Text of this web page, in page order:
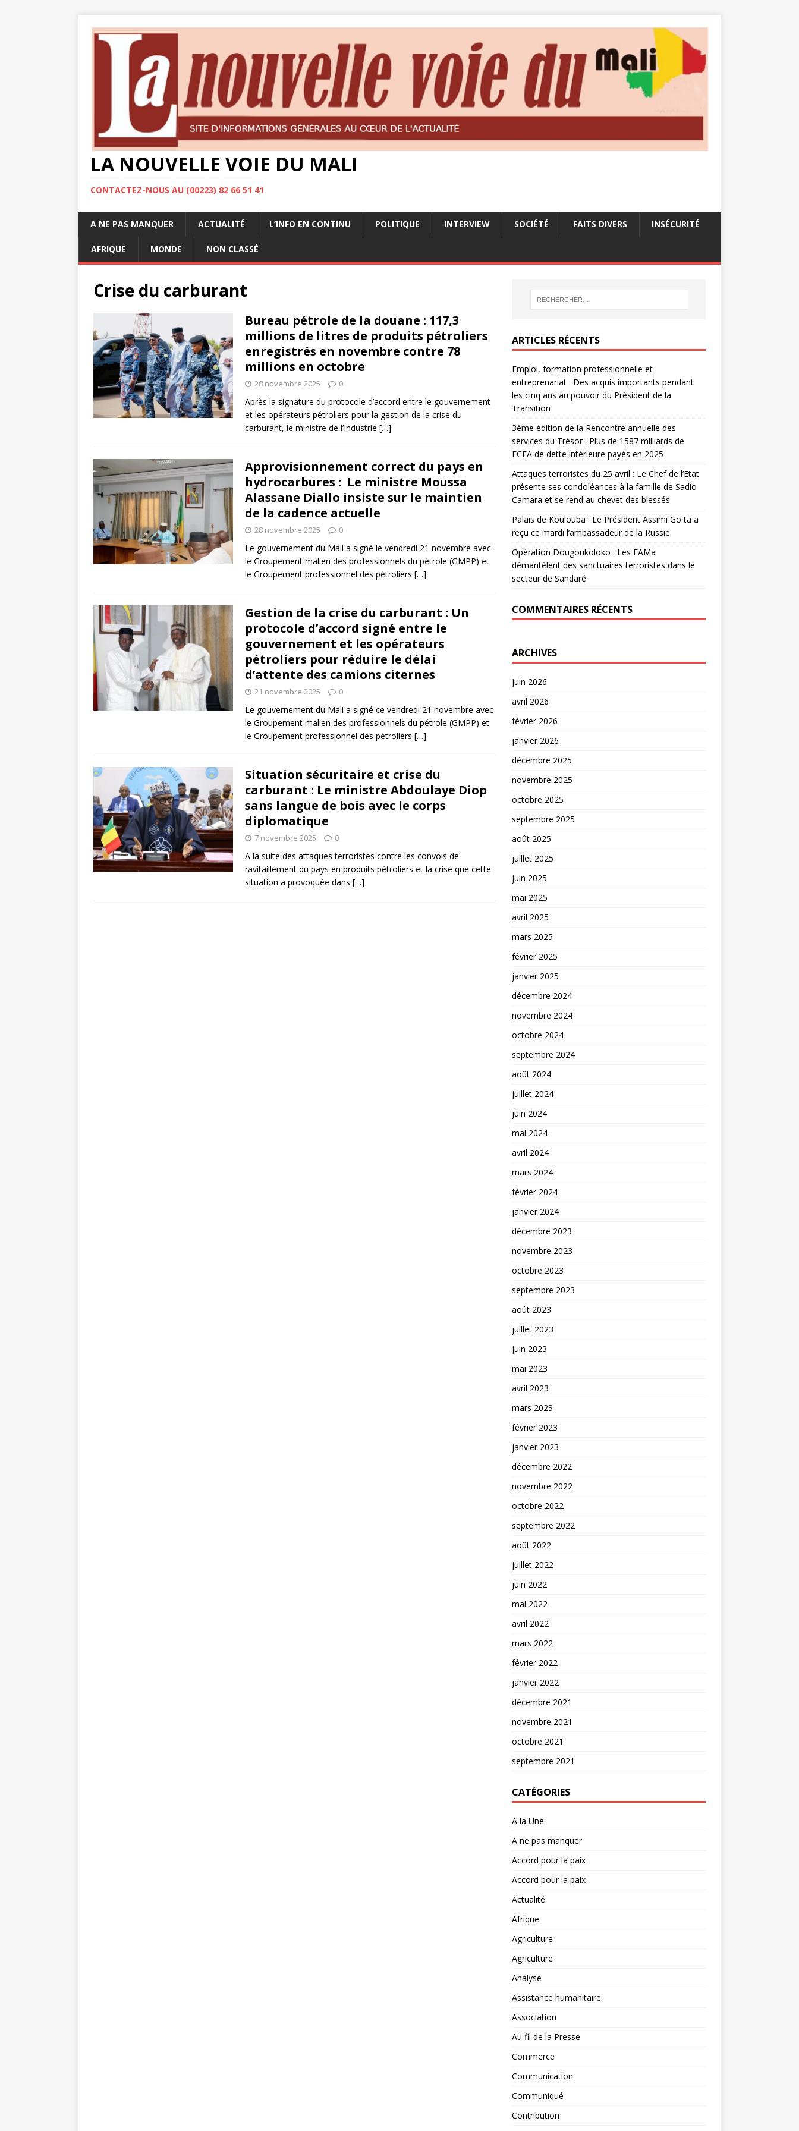
LA NOUVELLE VOIE DU MALI
CONTACTEZ-NOUS AU (00223) 82 66 51 41
A NE PAS MANQUER ACTUALITÉ L’INFO EN CONTINU POLITIQUE INTERVIEW SOCIÉTÉ FAITS DIVERS INSÉCURITÉ
AFRIQUE MONDE NON CLASSÉ
Crise du carburant
Bureau pétrole de la douane : 117,3
millions de litres de produits pétroliers
enregistrés en novembre contre 78
millions en octobre
28 novembre 2025 0
Après la signature du protocole d’accord entre le gouvernement
et les opérateurs pétroliers pour la gestion de la crise du
carburant, le ministre de l’Industrie […]
Approvisionnement correct du pays en
hydrocarbures : Le ministre Moussa
Alassane Diallo insiste sur le maintien
de la cadence actuelle
28 novembre 2025 0
Le gouvernement du Mali a signé le vendredi 21 novembre avec
le Groupement malien des professionnels du pétrole (GMPP) et
le Groupement professionnel des pétroliers […]
Gestion de la crise du carburant : Un
protocole d’accord signé entre le
gouvernement et les opérateurs
pétroliers pour réduire le délai
d’attente des camions citernes
21 novembre 2025 0
Le gouvernement du Mali a signé ce vendredi 21 novembre avec
le Groupement malien des professionnels du pétrole (GMPP) et
le Groupement professionnel des pétroliers […]
Situation sécuritaire et crise du
carburant : Le ministre Abdoulaye Diop
sans langue de bois avec le corps
diplomatique
7 novembre 2025 0
A la suite des attaques terroristes contre les convois de
ravitaillement du pays en produits pétroliers et la crise que cette
situation a provoquée dans […]
ARTICLES RÉCENTS
Emploi, formation professionnelle et
entreprenariat : Des acquis importants pendant
les cinq ans au pouvoir du Président de la
Transition
3ème édition de la Rencontre annuelle des
services du Trésor : Plus de 1587 milliards de
FCFA de dette intérieure payés en 2025
Attaques terroristes du 25 avril : Le Chef de l’Etat
présente ses condoléances à la famille de Sadio
Camara et se rend au chevet des blessés
Palais de Koulouba : Le Président Assimi Goïta a
reçu ce mardi l’ambassadeur de la Russie
Opération Dougoukoloko : Les FAMa
démantèlent des sanctuaires terroristes dans le
secteur de Sandaré
COMMENTAIRES RÉCENTS
ARCHIVES
juin 2026
avril 2026
février 2026
janvier 2026
décembre 2025
novembre 2025
octobre 2025
septembre 2025
août 2025
juillet 2025
juin 2025
mai 2025
avril 2025
mars 2025
février 2025
janvier 2025
décembre 2024
novembre 2024
octobre 2024
septembre 2024
août 2024
juillet 2024
juin 2024
mai 2024
avril 2024
mars 2024
février 2024
janvier 2024
décembre 2023
novembre 2023
octobre 2023
septembre 2023
août 2023
juillet 2023
juin 2023
mai 2023
avril 2023
mars 2023
février 2023
janvier 2023
décembre 2022
novembre 2022
octobre 2022
septembre 2022
août 2022
juillet 2022
juin 2022
mai 2022
avril 2022
mars 2022
février 2022
janvier 2022
décembre 2021
novembre 2021
octobre 2021
septembre 2021
CATÉGORIES
A la Une
A ne pas manquer
Accord pour la paix
Accord pour la paix
Actualité
Afrique
Agriculture
Agriculture
Analyse
Assistance humanitaire
Association
Au fil de la Presse
Commerce
Communication
Communiqué
Contribution